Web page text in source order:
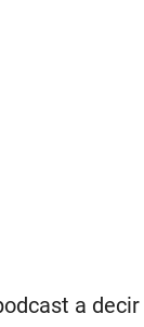
a decir